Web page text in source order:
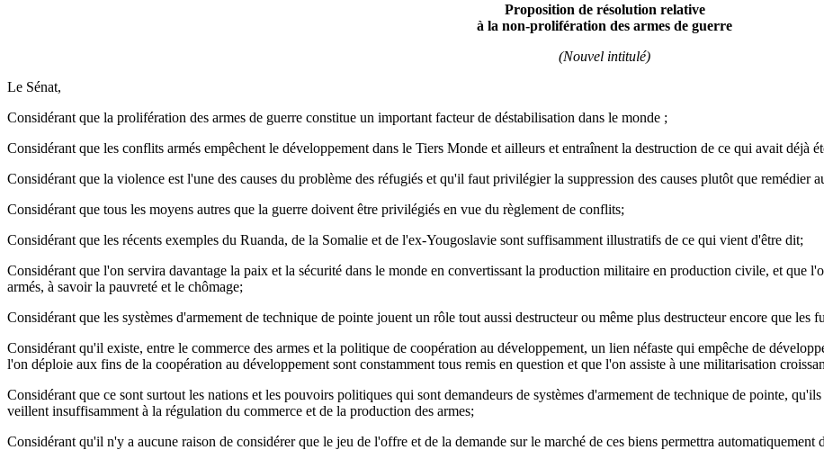
Proposition de résolution relative
à la non-prolifération des armes de guerre
(Nouvel intitulé)
Le Sénat,
Considérant que la prolifération des armes de guerre constitue un important facteur de déstabilisation dans le monde ;
Considérant que les conflits armés empêchent le développement dans le Tiers Monde et ailleurs et entraînent la destruction de ce qui avait déjà
Considérant que la violence est l'une des causes du problème des réfugiés et qu'il faut privilégier la suppression des causes plutôt que remédier
Considérant que tous les moyens autres que la guerre doivent être privilégiés en vue du règlement de conflits;
Considérant que les récents exemples du Ruanda, de la Somalie et de l'ex-Yougoslavie sont suffisamment illustratifs de ce qui vient d'être dit;
Considérant que l'on servira davantage la paix et la sécurité dans le monde en convertissant la production militaire en production civile, et que
armés, à savoir la pauvreté et le chômage;
Considérant que les systèmes d'armement de technique de pointe jouent un rôle tout aussi destructeur ou même plus destructeur encore que les
Considérant qu'il existe, entre le commerce des armes et la politique de coopération au développement, un lien néfaste qui empêche de
l'on déploie aux fins de la coopération au développement sont constamment tous remis en question et que l'on assiste à une militarisation
Considérant que ce sont surtout les nations et les pouvoirs politiques qui sont demandeurs de systèmes d'armement de technique de pointe,
veillent insuffisamment à la régulation du commerce et de la production des armes;
Considérant qu'il n'y a aucune raison de considérer que le jeu de l'offre et de la demande sur le marché de ces biens permettra automatiquement